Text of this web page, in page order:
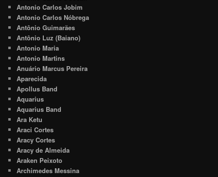
Antonio Carlos Jobim
Antonio Carlos Nóbrega
Antônio Guimarães
Antônio Luz (Baiano)
Antonio Maria
Antonio Martins
Anuário Marcus Pereira
Aparecida
Apollus Band
Aquarius
Aquarius Band
Ara Ketu
Araci Cortes
Aracy Cortes
Aracy de Almeida
Araken Peixoto
Archimedes Messina